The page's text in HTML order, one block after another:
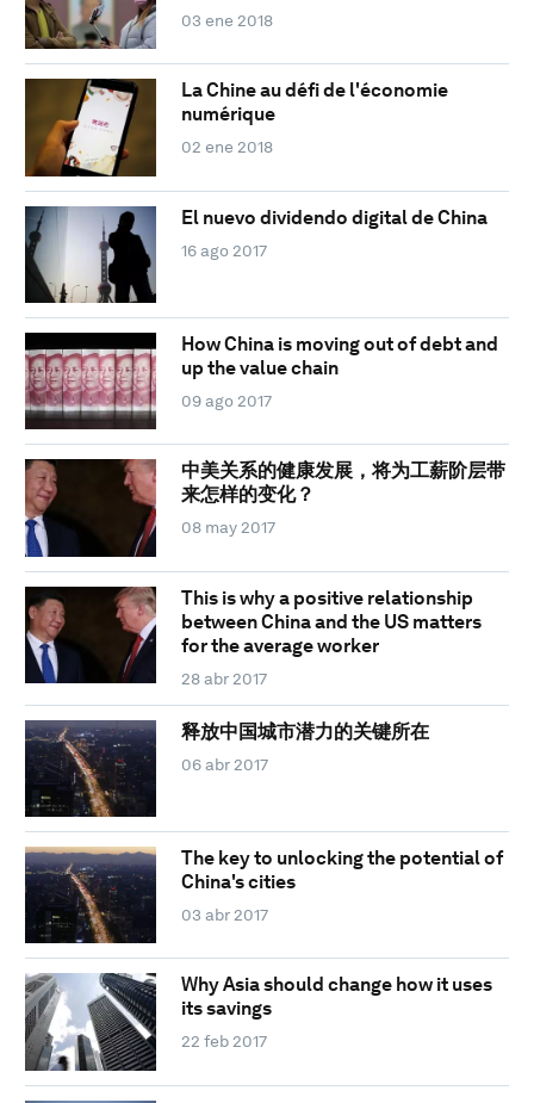
03 ene 2018
La Chine au défi de l'économie
numérique
02 ene 2018
El nuevo dividendo digital de China
16 ago 2017
How China is moving out of debt and
up the value chain
09 ago 2017
中美关系的健康发展，将为工薪阶层带
来怎样的变化？
08 may 2017
This is why a positive relationship
between China and the US matters
for the average worker
28 abr 2017
释放中国城市潜力的关键所在
06 abr 2017
The key to unlocking the potential of
China's cities
03 abr 2017
Why Asia should change how it uses
its savings
22 feb 2017